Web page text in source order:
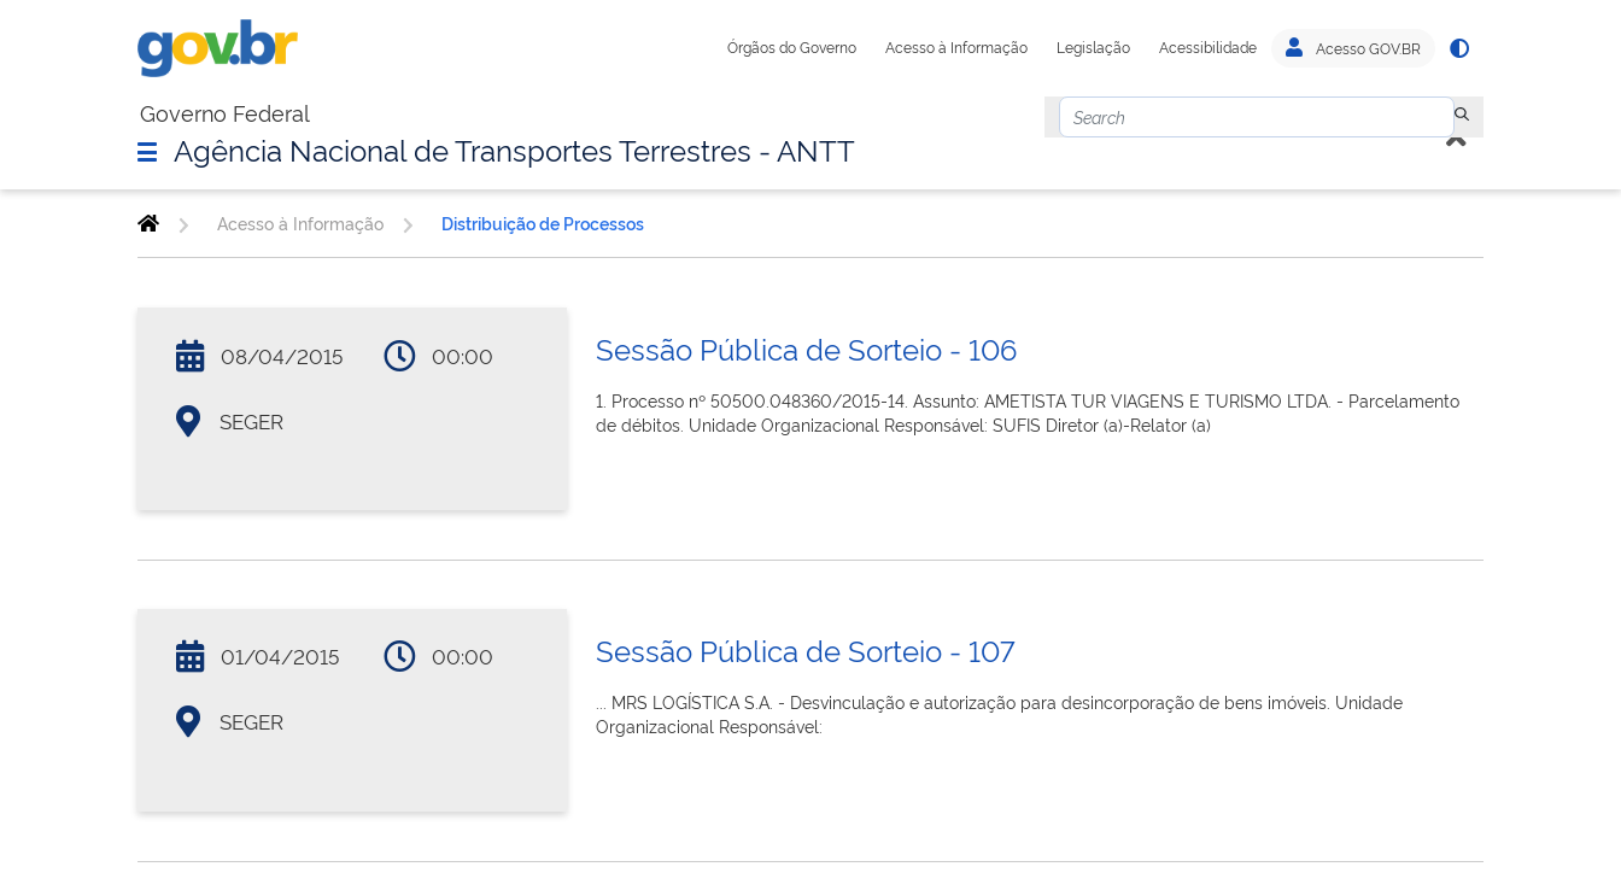
Órgãos do Governo Acesso à Informação Legislação Acessibilidade Acesso GOV.BR
Governo Federal
Agência Nacional de Transportes Terrestres - ANTT
Acesso à Informação Distribuição de Processos
08/04/2015 00:00
SEGER
Sessão Pública de Sorteio - 106
1. Processo nº 50500.048360/2015-14. Assunto: AMETISTA TUR VIAGENS E TURISMO LTDA. - Parcelamento
de débitos. Unidade Organizacional Responsável: SUFIS Diretor (a)-Relator (a)
01/04/2015 00:00
SEGER
Sessão Pública de Sorteio - 107
... MRS LOGÍSTICA S.A. - Desvinculação e autorização para desincorporação de bens imóveis. Unidade
Organizacional Responsável: